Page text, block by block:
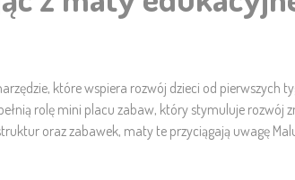
które wspiera rozwój dzieci od pierwszych
rolę mini placu zabaw, który stymuluje rozwój
oraz zabawek, maty te przyciągają uwagę